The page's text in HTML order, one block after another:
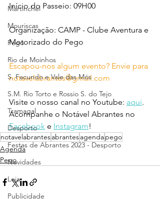
Martinchel
Mouriscas
Pego
Rio de Moinhos
S. Facundo e Vale das Mós
S.M. Rio Torto e Rossio S. do Tejo
Tramagal
Desporto
Festas de Abrantes 2023 - Desporto
Novidades
Loja
Publicidade
Início do Passeio: 09H00
Organização: CAMP - Clube Aventura e
Motorizado do Pego
Escapou-nos algum evento? Envie para
notavelabrantes@gmail.com
Visite o nosso canal no Youtube: aqui.
Acompanhe o Notável Abrantes no
Facebook e Instagram!
notavelabrantesabrantesagendapego
Agenda
Pego